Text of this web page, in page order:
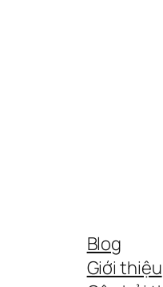
Blog
Giới thiệu